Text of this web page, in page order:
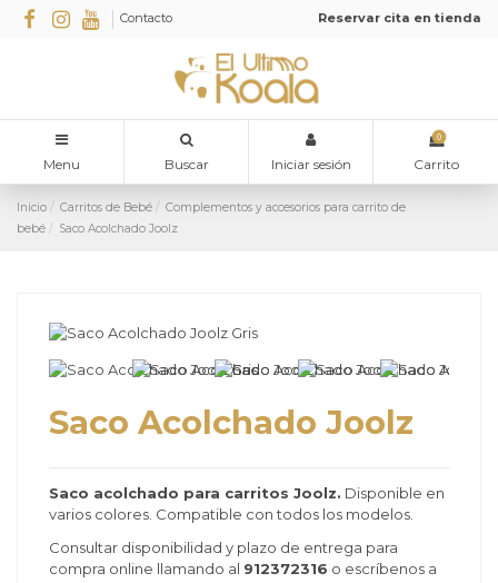
Contacto Reservar cita en tienda
Menu Buscar Iniciar sesión
0
Carrito
Inicio Carritos de Bebé
Complementos y accesorios para carrito de
bebé
Saco Acolchado Joolz
Saco Acolchado Joolz
Saco acolchado para carritos Joolz. Disponible en
varios colores. Compatible con todos los modelos.
Consultar disponibilidad y plazo de entrega para
compra online llamando al 912372316 o escríbenos a